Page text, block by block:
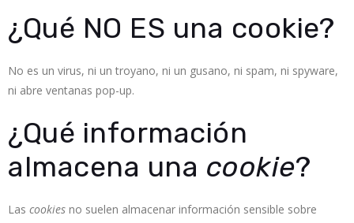
¿Qué NO ES una cookie?
No es un virus, ni un troyano, ni un gusano, ni spam, ni spyware,
ni abre ventanas pop-up.
¿Qué información
almacena una cookie?
Las cookies no suelen almacenar información sensible sobre